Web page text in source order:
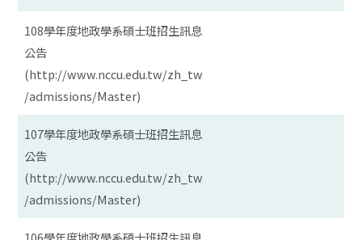
108學年度地政學系碩士班招生訊息
公告
(http://www.nccu.edu.tw/zh_tw
/admissions/Master)
107學年度地政學系碩士班招生訊息
公告
(http://www.nccu.edu.tw/zh_tw
/admissions/Master)